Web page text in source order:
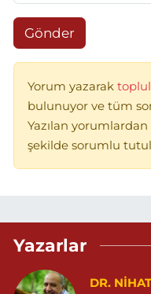
Gönder
Yorum yazarak
bulunuyor ve tüm
Yazılan
şekilde sorumlu
Yazarlar
DR.